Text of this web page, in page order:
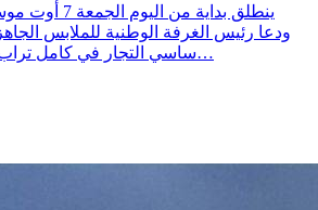
ينطلق بداية
ودعا رئيس الغرفة الوطنية للملابس
ساسي التجار في كامل تراب الجهورية إلى الانخراط…